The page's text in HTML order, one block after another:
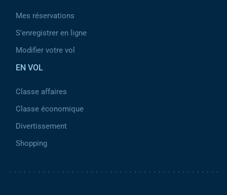
Mes réservations
S'enregistrer en ligne
Modifier votre vol
EN VOL
Classe affaires
Classe économique
Divertissement
Shopping